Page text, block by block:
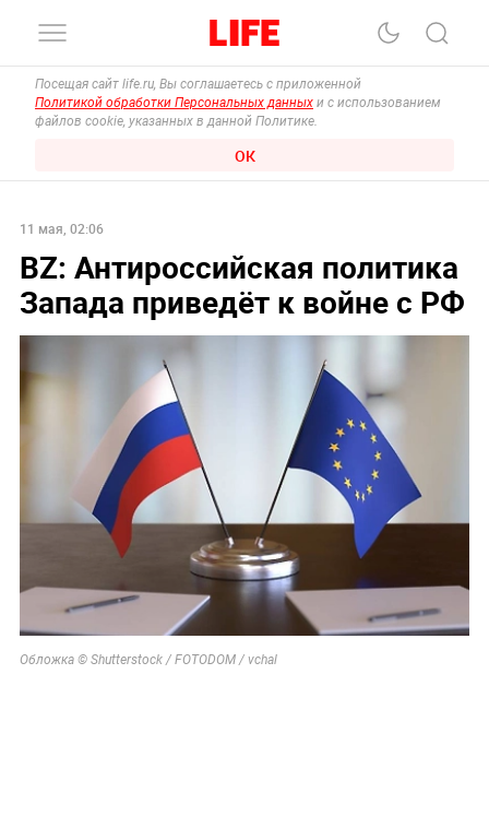
Посещая сайт life.ru, Вы соглашаетесь с приложенной
Политикой обработки Персональных данных и с использованием
файлов cookie, указанных в данной Политике.
ОК
11 мая, 02:06
BZ: Антироссийская политика
Запада приведёт к войне с РФ
Обложка © Shutterstock / FOTODOM / vchal